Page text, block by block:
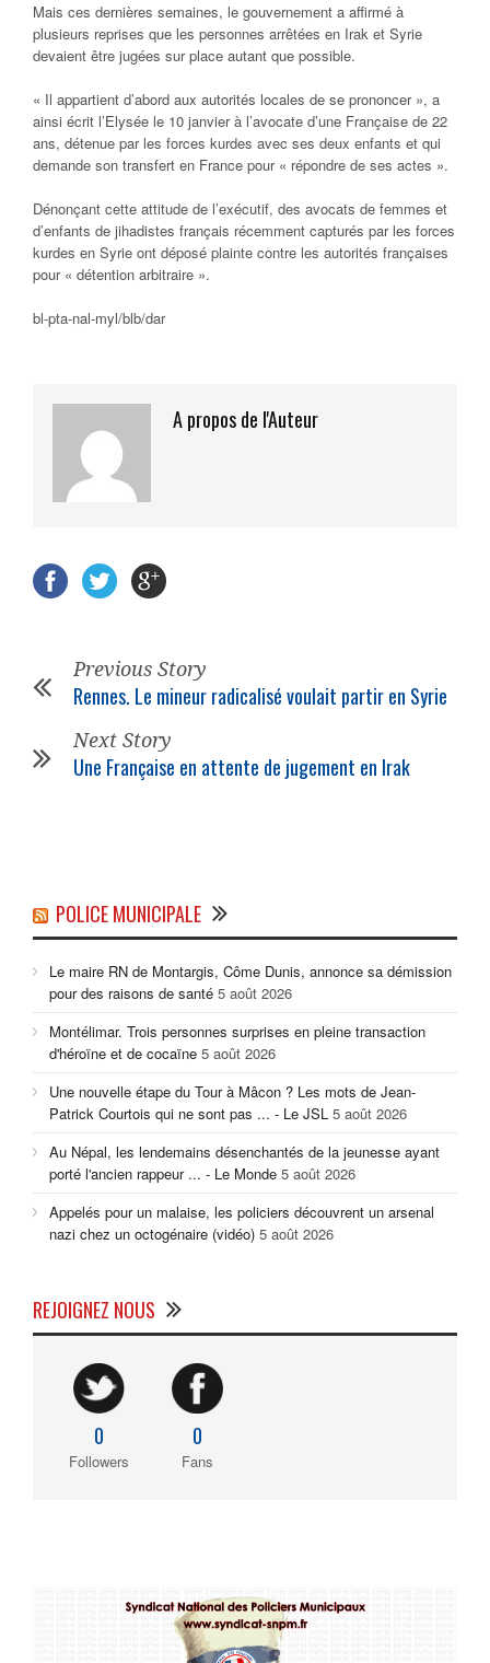
Mais ces dernières semaines, le gouvernement a affirmé à
plusieurs reprises que les personnes arrêtées en Irak et Syrie
devaient être jugées sur place autant que possible.
« Il appartient d’abord aux autorités locales de se prononcer », a
ainsi écrit l’Elysée le 10 janvier à l’avocate d’une Française de 22
ans, détenue par les forces kurdes avec ses deux enfants et qui
demande son transfert en France pour « répondre de ses actes ».
Dénonçant cette attitude de l’exécutif, des avocats de femmes et
d’enfants de jihadistes français récemment capturés par les forces
kurdes en Syrie ont déposé plainte contre les autorités françaises
pour « détention arbitraire ».
bl-pta-nal-myl/blb/dar
A propos de l'Auteur
Previous Story
Rennes. Le mineur radicalisé voulait partir en Syrie
Next Story
Une Française en attente de jugement en Irak
POLICE MUNICIPALE
Le maire RN de Montargis, Côme Dunis, annonce sa démission
pour des raisons de santé 5 août 2026
Montélimar. Trois personnes surprises en pleine transaction
d'héroïne et de cocaïne 5 août 2026
Une nouvelle étape du Tour à Mâcon ? Les mots de Jean-
Patrick Courtois qui ne sont pas ... - Le JSL 5 août 2026
Au Népal, les lendemains désenchantés de la jeunesse ayant
porté l'ancien rappeur ... - Le Monde 5 août 2026
Appelés pour un malaise, les policiers découvrent un arsenal
nazi chez un octogénaire (vidéo) 5 août 2026
REJOIGNEZ NOUS
0
Followers
0
Fans